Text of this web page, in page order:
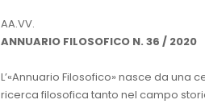
AA.VV.
ANNUARIO FILOSOFICO N. 36 / 2020
L’«Annuario Filosofico» nasce da
ricerca filosofica tanto nel campo